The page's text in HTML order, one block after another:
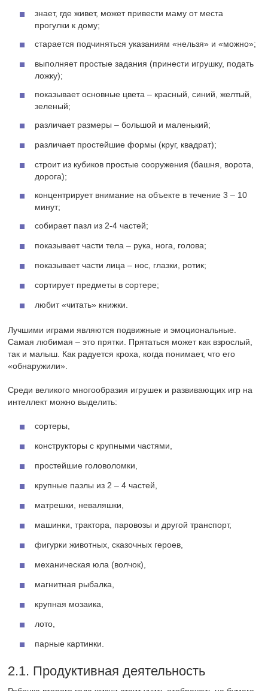
знает, где живет, может привести маму от места
прогулки к дому;
старается подчиняться указаниям «нельзя» и «можно»;
выполняет простые задания (принести игрушку, подать
ложку);
показывает основные цвета – красный, синий, желтый,
зеленый;
различает размеры – большой и маленький;
различает простейшие формы (круг, квадрат);
строит из кубиков простые сооружения (башня, ворота,
дорога);
концентрирует внимание на объекте в течение 3 – 10
минут;
собирает пазл из 2-4 частей;
показывает части тела – рука, нога, голова;
показывает части лица – нос, глазки, ротик;
сортирует предметы в сортере;
любит «читать» книжки.
Лучшими играми являются подвижные и эмоциональные.
Самая любимая – это прятки. Прятаться может как взрослый,
так и малыш. Как радуется кроха, когда понимает, что его
«обнаружили».
Среди великого многообразия игрушек и развивающих игр на
интеллект можно выделить:
сортеры,
конструкторы с крупными частями,
простейшие головоломки,
крупные пазлы из 2 – 4 частей,
матрешки, неваляшки,
машинки, трактора, паровозы и другой транспорт,
фигурки животных, сказочных героев,
механическая юла (волчок),
магнитная рыбалка,
крупная мозаика,
лото,
парные картинки.
2.1. Продуктивная деятельность